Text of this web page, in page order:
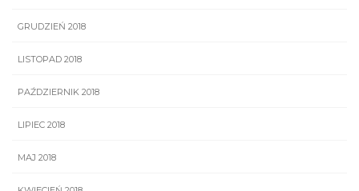
GRUDZIEŃ 2018
LISTOPAD 2018
PAŹDZIERNIK 2018
LIPIEC 2018
MAJ 2018